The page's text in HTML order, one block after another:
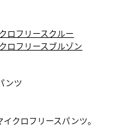
ロフリースクルー
ロフリースブルゾン
ンツ
クロフリースパンツ。